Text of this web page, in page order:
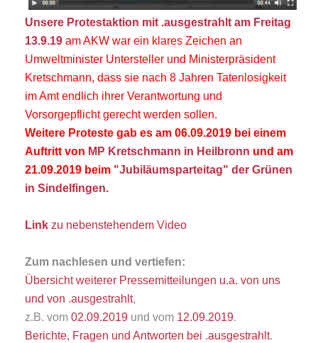
Unsere Protestaktion mit .ausgestrahlt am Freitag
13.9.19 am AKW war ein klares Zeichen an
Umweltminister Untersteller und Ministerpräsident
Kretschmann, dass sie nach 8 Jahren Tatenlosigkeit
im Amt endlich ihrer Verantwortung und
Vorsorgepflicht gerecht werden sollen.
Weitere Proteste gab es am 06.09.2019 bei einem
Auftritt von MP Kretschmann in Heilbronn und am
21.09.2019 beim "Jubiläumsparteitag" der Grünen
in Sindelfingen.
Link zu nebenstehendem Video
Zum nachlesen und vertiefen:
Übersicht weiterer Pressemitteilungen u.a. von uns
und von .ausgestrahlt,
z.B. vom 02.09.2019 und vom 12.09.2019.
Berichte, Fragen und Antworten bei .ausgestrahlt.